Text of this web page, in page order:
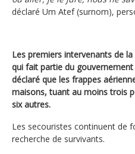
déclaré Um Atef (surnom),
Les premiers intervenants de
qui fait partie du
déclaré que les frappes
maisons, tuant au moins trois
six autres.
Les secouristes continuent de
recherche de survivants.